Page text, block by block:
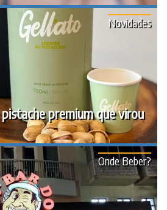
premium que virou
Novidades
Onde Beber?